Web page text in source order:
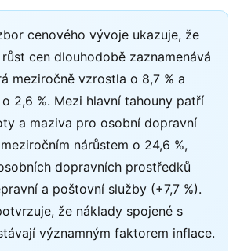
cenového vývoje ukazuje, že
cen dlouhodobě zaznamenává
meziročně vzrostla o 8,7 % a
2,6 %. Mezi hlavní tahouny patří
a maziva pro osobní dopravní
nárůstem o 24,6 %,
dopravních prostředků
a poštovní služby (+7,7 %).
že náklady spojené s
významným faktorem inflace.